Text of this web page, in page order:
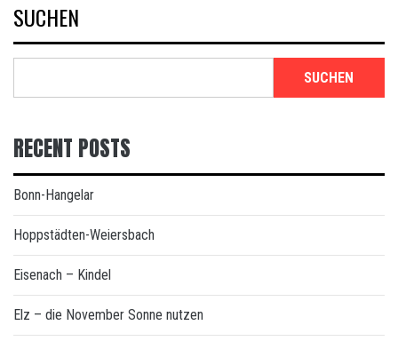
SUCHEN
SUCHEN
RECENT POSTS
Bonn-Hangelar
Hoppstädten-Weiersbach
Eisenach – Kindel
Elz – die November Sonne nutzen